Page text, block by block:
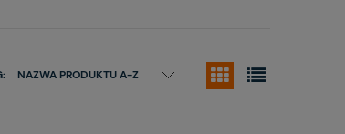
NAZWA PRODUKTU A-Z